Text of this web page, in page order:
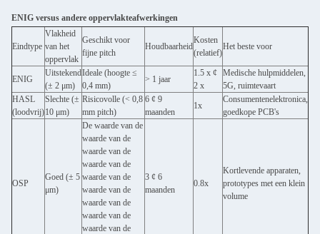
ENIG versus andere oppervlakteafwerkingen
Eindtype
Vlakheid
van het
oppervlak
Geschikt voor
fijne pitch
Houdbaarheid
Kosten
(relatief)
Het beste voor
ENIG
Uitstekend
(± 2 μm)
Ideale (hoogte ≤
0,4 mm)
> 1 jaar
1.5 x ¢
2 x
Medische hulpmiddelen,
5G, ruimtevaart
HASL
(loodvrij)
Slechte (±
10 μm)
Risicovolle (< 0,8
mm pitch)
6 ¢ 9
maanden
1x
Consumentenelektronica,
goedkope PCB's
OSP
Goed (± 5
μm)
De waarde van de
waarde van de
waarde van de
waarde van de
waarde van de
waarde van de
waarde van de
waarde van de
waarde van de
3 ¢ 6
maanden
0.8x
Kortlevende apparaten,
prototypes met een klein
volume